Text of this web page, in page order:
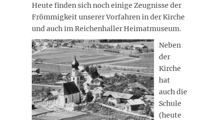
Heute finden sich noch einige Zeugnisse der
Frömmigkeit unserer Vorfahren in der Kirche
und auch im Reichenhaller Heimatmuseum.
Neben
der
Kirche
hat
auch die
Schule
(heute